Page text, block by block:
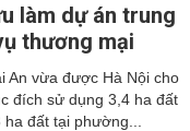
làm dự án trung
thương mại
An vừa được Hà Nội cho
đích sử dụng 3,4 ha đất
đất tại phường...